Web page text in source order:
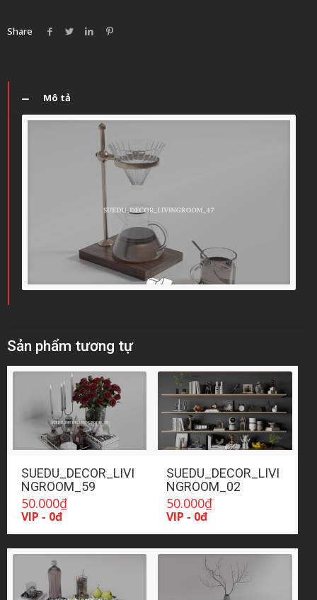
Share
Mô tả
Sản phẩm tương tự
SUEDU_DECOR_LIVI
NGROOM_59
50.000₫
VIP - 0đ
SUEDU_DECOR_LIVI
NGROOM_02
50.000₫
VIP - 0đ